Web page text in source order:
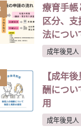
療育手帳
区分、
法につい
成年後見人
【成年
酬につい
用
成年後見人